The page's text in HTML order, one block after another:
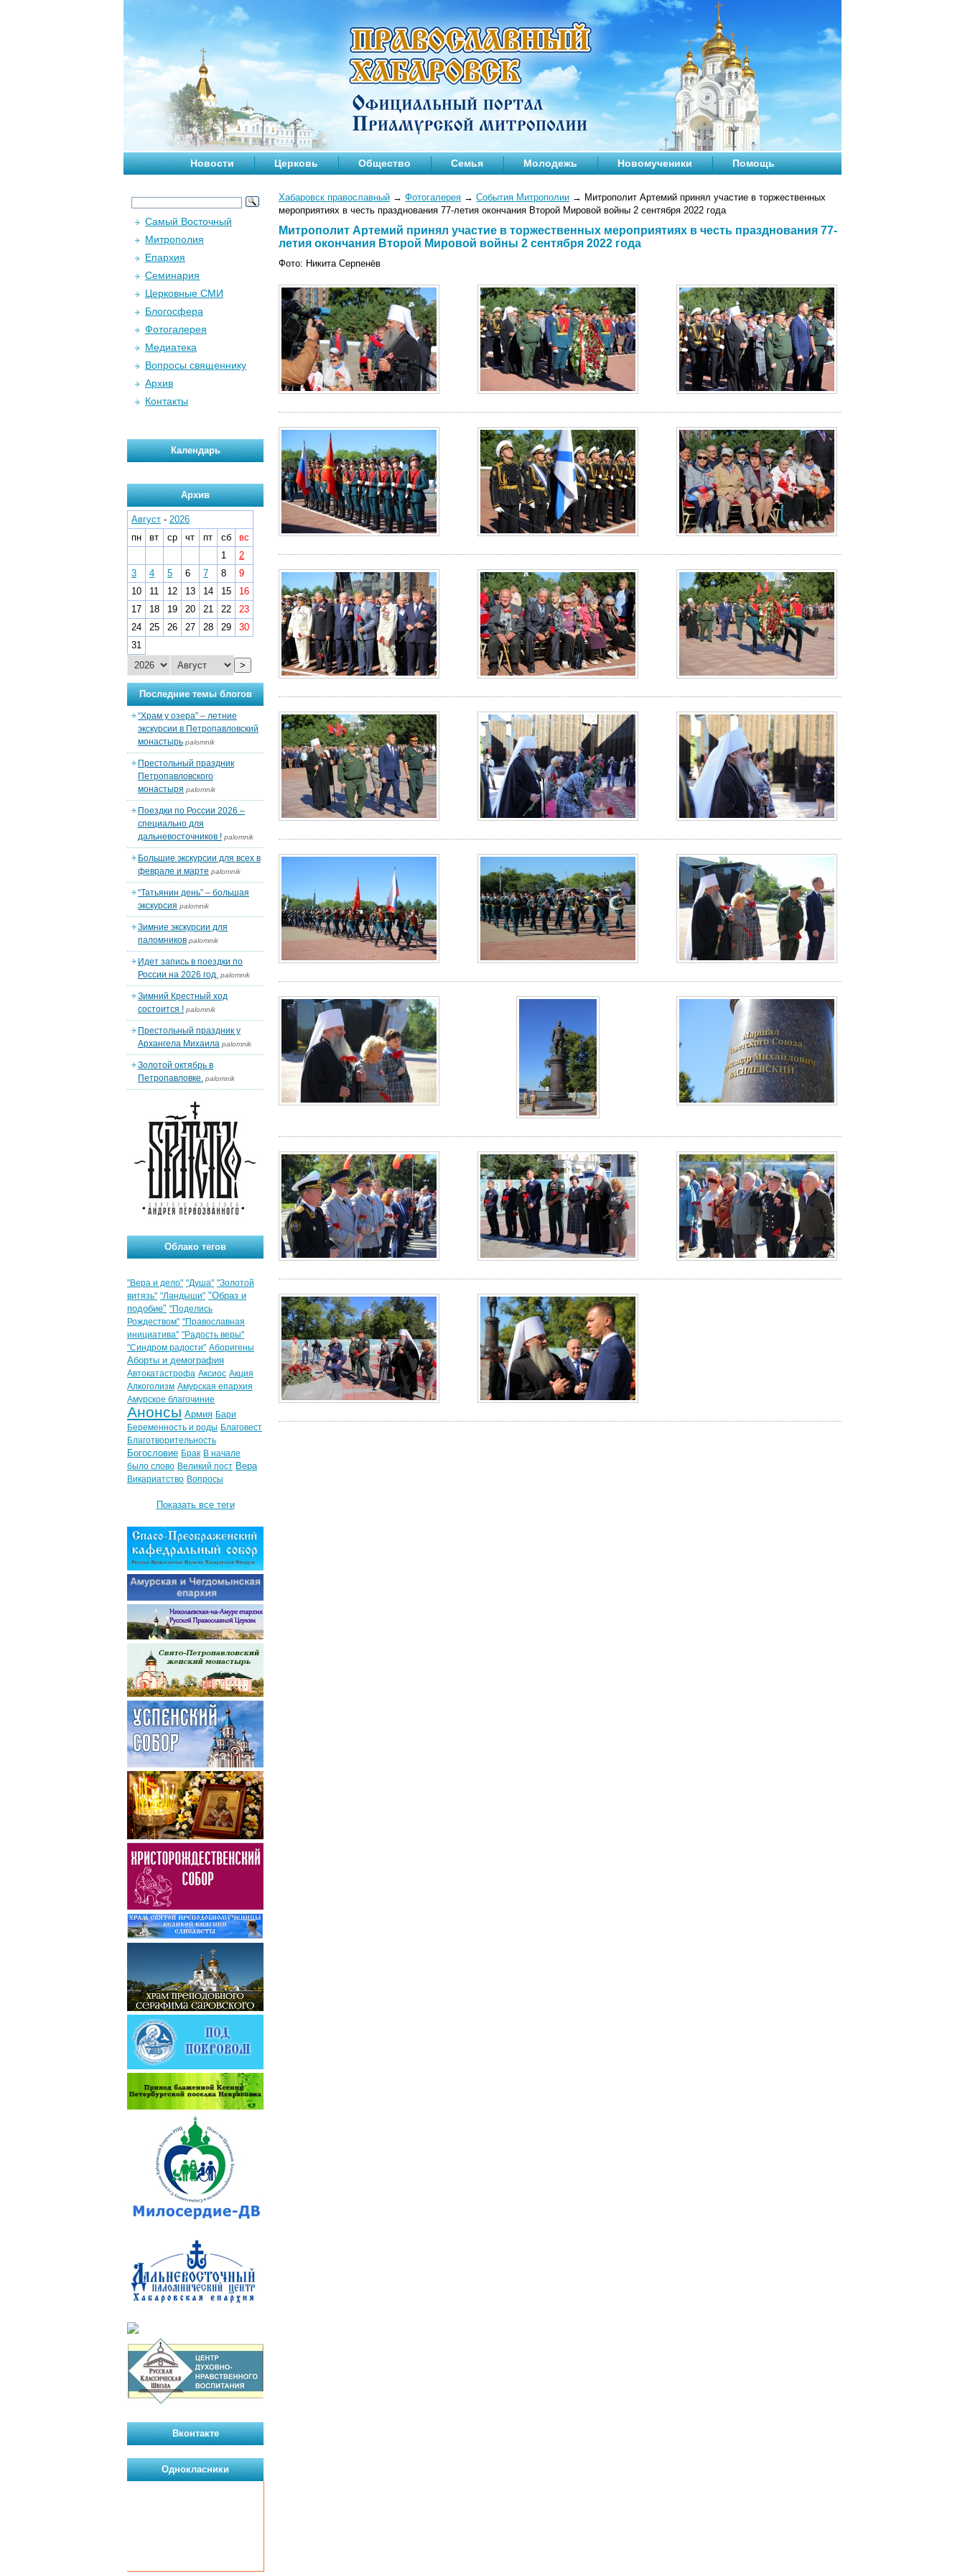
Новости Церковь Общество Семья Молодежь Новомученики Помощь
Хабаровск православный → Фотогалерея → События Митрополии → Митрополит Артемий принял участие в торжественных
мероприятиях в честь празднования 77-летия окончания Второй Мировой войны 2 сентября 2022 года
Митрополит Артемий принял участие в торжественных мероприятиях в честь празднования 77-
летия окончания Второй Мировой войны 2 сентября 2022 года
Фото: Никита Серпенёв
Самый Восточный
Митрополия
Епархия
Семинария
Церковные СМИ
Блогосфера
Фотогалерея
Медиатека
Вопросы священнику
Архив
Контакты
Календарь
Архив
Август - 2026
пн
вт ср чт пт сб
вс
1
2
3
4 5 6 7 8
9
10
11 12 13 14 15
16
17
18 19 20 21 22
23
24
25 26 27 28 29
30
31
>
Последние темы блогов
“Храм у озера” – летние
экскурсии в Петропавловский
монастырь palomnik
Престольный праздник
Петропавловского
монастыря palomnik
Поездки по России 2026 –
специально для
дальневосточников ! palomnik
Большие экскурсии для всех в
феврале и марте palomnik
“Татьянин день” – большая
экскурсия palomnik
Зимние экскурсии для
паломников palomnik
Идет запись в поездки по
России на 2026 год. palomnik
Зимний Крестный ход
состоится ! palomnik
Престольный праздник у
Архангела Михаила palomnik
Золотой октябрь в
Петропавловке. palomnik
Облако тегов
"Вера и дело" "Душа" "Золотой
витязь" "Ландыши" "Образ и
подобие" "Поделись
Рождеством" "Православная
инициатива" "Радость веры"
"Синдром радости" Аборигены
Аборты и демография
Автокатастрофа Аксиос Акция
Алкоголизм Амурская епархия
Амурское благочиние
Анонсы Армия Бари
Беременность и роды Благовест
Благотворительность
Богословие Брак В начале
было слово Великий пост Вера
Викариатство Вопросы
Показать все теги
Вконтакте
Однокласники